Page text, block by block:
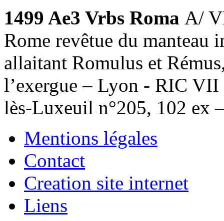
1499 Ae3 Vrbs Roma A/
Rome revêtue du
allaitant Romulus et
l’exergue – Lyon - RIC
lès-Luxeuil n°205, 102 ex
Mentions légales
Contact
Creation site internet
Liens